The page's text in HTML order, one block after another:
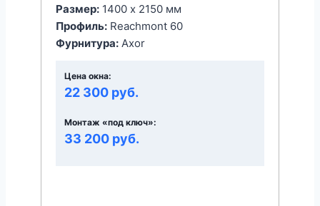
Размер: 1400 x 2150 мм
Профиль: Reachmont 60
Фурнитура: Axor
Цена окна:
22 300 руб.
Монтаж «под ключ»:
33 200 руб.